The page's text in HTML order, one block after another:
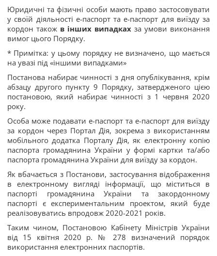
Юридичні та фізичні особи мають право застосовувати
у своїй діяльності е-паспорт та е-паспорт для виїзду за
кордон також в інших випадках за умови виконання
вимог цього Порядку.
* Примітка: у цьому порядку не визначено, що мається
на увазі під «іншими випадками»
Постанова набирає чинності з дня опублікування, крім
абзацу другого пункту 9 Порядку, затвердженого цією
постановою, який набирає чинності з 1 червня 2020
року.
Особа може подавати е-паспорт та е-паспорт для виїзду
за кордон через Портал Дія, зокрема з використанням
мобільного додатка Порталу Дія, як електронну копію
паспорта громадянина України у формі картки та/або
паспорта громадянина України для виїзду за кордон.
Як вбачається з Постанови, застосування відображення
в електронному вигляді інформації, що міститься в
паспорті громадянина України та закордонному
паспорті є експериментальним проектом, який буде
реалізовуватись впродовж 2020-2021 років.
Таким чином, Постановою Кабінету Міністрів України
від 15 квітня 2020 р. № 278 визначений порядок
використання електронних паспортів.